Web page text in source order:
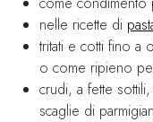
nelle ricette di
tritati e cotti fino a
o come ripieno
crudi, a fette
scaglie di